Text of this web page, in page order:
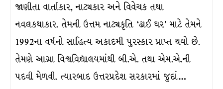
જાણીતા વાર્તાકાર, નાટ્યકાર અને વિવેચક તથા
નવલકથાકાર. તેમની ઉત્તમ નાટ્યકૃતિ ‘ઢાઈ ઘર’ માટે તેમને
1992ના વર્ષનો સાહિત્ય અકાદમી પુરસ્કાર પ્રાપ્ત થયો છે.
તેમણે આગ્રા વિશ્વવિદ્યાલયમાંથી બી.એ. તથા એમ.એ.ની
પદવી મેળવી. ત્યારબાદ ઉત્તરપ્રદેશ સરકારમાં જુદાં…